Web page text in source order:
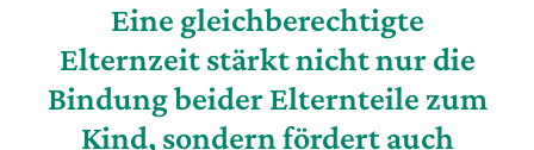
Eine gleichberechtigte
Elternzeit stärkt nicht nur die
Bindung beider Elternteile zum
Kind, sondern fördert auch